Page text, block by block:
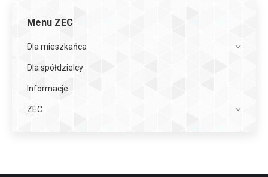
Menu ZEC
Dla mieszkańca
Dla spółdzielcy
Informacje
ZEC